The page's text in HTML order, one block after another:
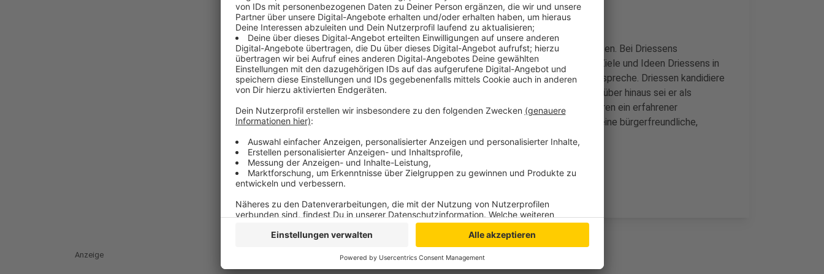
Anzeige
Das hat die jüngste Mitgliederversammlung einstimmig beschlossen. Bei Driessens
persönlicher Vorstellung hätte sich schnell herausgestellt, dass Ziele und Ideen Driessens in
vielen Teilen denen der unabhängigen Wählergemeinschaften entspreche. Driessen kandidiere
parteiunabhängig, aber offen für Wählergruppen und Parteien. Darüber hinaus sei er als
Bürgermeister der Gemeinde Bedburg-Hau mit seinen 16 Amtsjahren ein erfahrener
Verwaltungschef. Man hoffe mit Peter Driessen als Landrat auf eine bürgerfreundliche,
bürgernahe und transparente Kreispolitik.
Anzeige
Anzeige